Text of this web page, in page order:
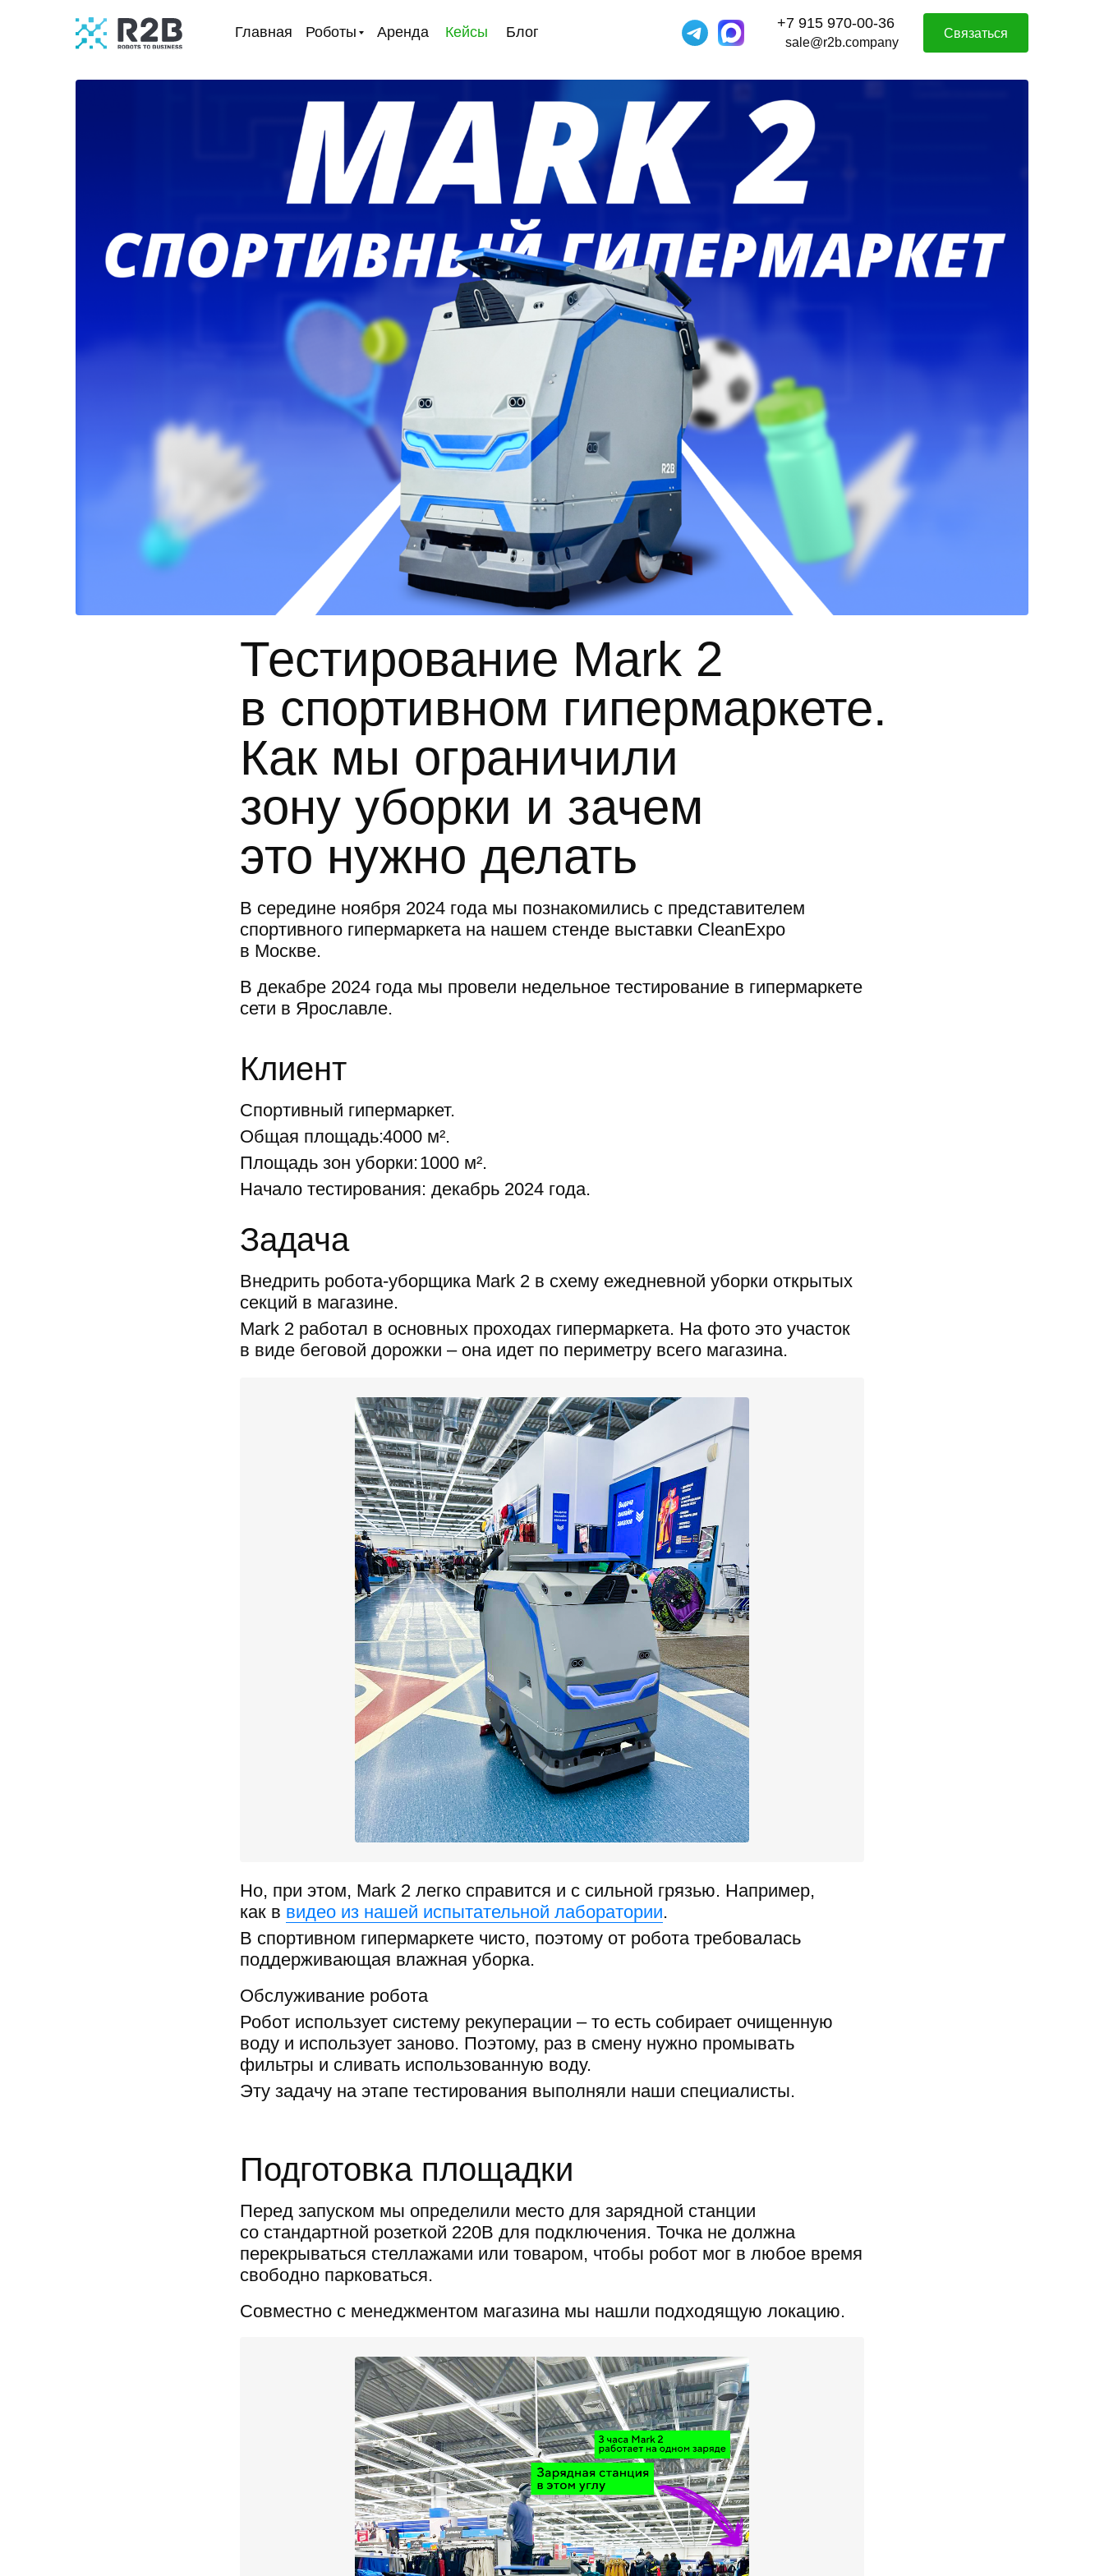
+7 915 970-00-36
sale@r2b.company
Главная Роботы Блог
Кейсы
Аренда Связаться
В середине ноября 2024 года мы познакомились с представителем
спортивного гипермаркета на нашем стенде выставки CleanExpo
в Москве.
В декабре 2024 года мы провели недельное тестирование в гипермаркете
сети в Ярославле.
Спортивный гипермаркет.
Общая площадь:4000 м².
1000 м².
В спортивном гипермаркете чисто, поэтому от робота требовалась
поддерживающая влажная уборка.
Mark 2 работал в основных проходах гипермаркета. На фото это участок
в виде беговой дорожки – она идет по периметру всего магазина.
Но, при этом, Mark 2 легко справится и с сильной грязью. Например,
как в видео из нашей испытательной лаборатории.
Робот использует систему рекуперации – то есть собирает очищенную
воду и использует заново. Поэтому, раз в смену нужно промывать
фильтры и сливать использованную воду.
Эту задачу на этапе тестирования выполняли наши специалисты.
Внедрить робота-уборщика Mark 2 в схему ежедневной уборки открытых
секций в магазине.
Площадь зон уборки:
Начало тестирования: декабрь 2024 года.
Тестирование Mark 2
в спортивном гипермаркете.
Как мы ограничили
зону уборки и зачем
это нужно делать
Клиент
Задача
Обслуживание робота
Перед запуском мы определили место для зарядной станции
со стандартной розеткой 220В для подключения. Точка не должна
перекрываться стеллажами или товаром, чтобы робот мог в любое время
свободно парковаться.
Совместно с менеджментом магазина мы нашли подходящую локацию.
Подготовка площадки